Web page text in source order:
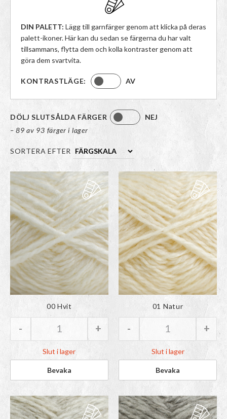
DIN PALETT: Lägg till garnfärger genom att klicka på deras
palett-ikoner. Här kan du sedan se färgerna du har valt
tillsammans, flytta dem och kolla kontraster genom att
göra dem svartvita.
KONTRASTLÄGE: AV
DÖLJ SLUTSÅLDA FÄRGER
NEJ
– 89 av 93 färger i lager
SORTERA EFTER
Färgen har lagts till i
paletten
Rauma Vams | 00 Hvit mängd
- +
00 Hvit
Slut i lager
Färgen har lagts till i
paletten
Rauma Vams |
- +
01 Natur
Slut i lager